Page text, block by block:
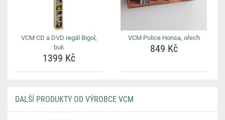
VCM CD a DVD regál Bigol,
buk
1399 Kč
VCM Police Honsa, ořech
849 Kč
DALŠÍ PRODUKTY OD VÝROBCE VCM